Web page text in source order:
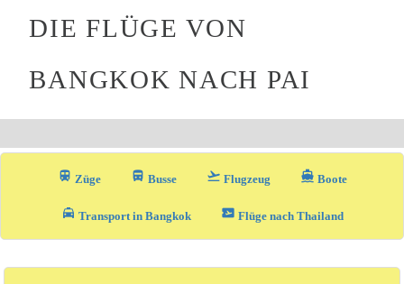
DIE FLÜGE VON
BANGKOK NACH PAI
train Züge directions_bus_filled Busse flight_takeoff Flugzeug directions_boat Boote
local_taxi Transport in Bangkok airplane_ticket Flüge nach Thailand